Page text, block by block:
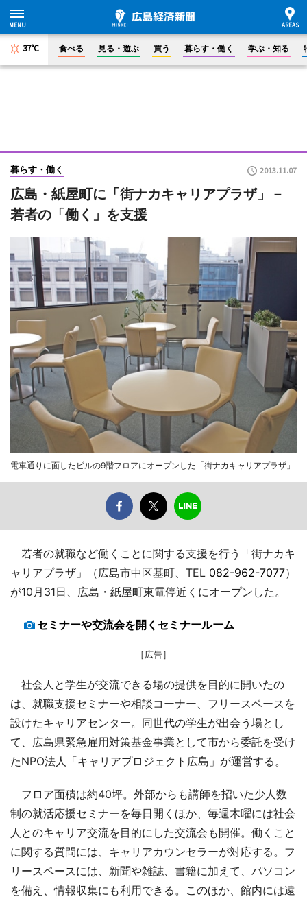
37°C 食べる 見る・遊ぶ 買う 暮らす・働く 学ぶ・知る
暮らす・働く 2013.11.07
広島・紙屋町に「街ナカキャリアプラザ」－
若者の「働く」を支援
電車通りに面したビルの9階フロアにオープンした「街ナカキャリアプラザ」
若者の就職など働くことに関する支援を行う「街ナカキ
ャリアプラザ」（広島市中区基町、TEL 082-962-7077）
が10月31日、広島・紙屋町東電停近くにオープンした。
セミナーや交流会を開くセミナールーム
［広告］
社会人と学生が交流できる場の提供を目的に開いたの
は、就職支援セミナーや相談コーナー、フリースペースを
設けたキャリアセンター。同世代の学生が出会う場とし
て、広島県緊急雇用対策基金事業として市から委託を受け
たNPO法人「キャリアプロジェクト広島」が運営する。
フロア面積は約40坪。外部からも講師を招いた少人数
制の就活応援セミナーを毎日開くほか、毎週木曜には社会
人とのキャリア交流を目的にした交流会も開催。働くこと
に関する質問には、キャリアカウンセラーが対応する。フ
リースペースには、新聞や雑誌、書籍に加えて、パソコン
を備え、情報収集にも利用できる。このほか、館内には遠